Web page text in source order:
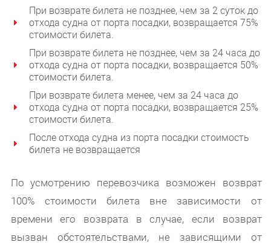
При возврате билета не позднее, чем за 2 суток до
отхода судна от порта посадки, возвращается 75%
стоимости билета.
При возврате билета не позднее, чем за 24 часа до
отхода судна от порта посадки, возвращается 50%
стоимости билета.
При возврате билета менее, чем за 24 часа до
отхода судна от порта посадки, возвращается 25%
стоимости билета.
После отхода судна из порта посадки стоимость
билета не возвращается
По усмотрению перевозчика возможен возврат
100% стоимости билета вне зависимости от
времени его возврата в случае, если возврат
вызван обстоятельствами, не зависящими от